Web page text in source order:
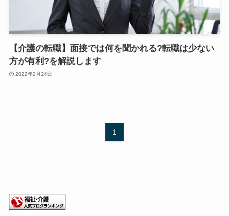
【介護の転職】面接では何を聞かれる?転職は少ない
方が有利?を解説します
2022年2月24日
1